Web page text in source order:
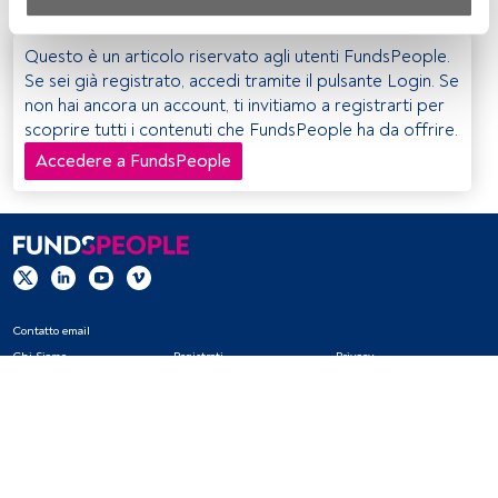
Utilizzo di dati di localizzazione geografica precisi. Analisi
attiva delle caratteristiche del dispositivo per la sua
identificazione. Memorizzazione delle informazioni su un
dispositivo e/o accesso alle stesse. Pubblicità e contenuti
personalizzati, misurazione della pubblicità e dei
contenuti, ricerca sul pubblico e sviluppo di servizi.
Questo è un articolo riservato agli utenti FundsPeople.
Se sei già registrato, accedi tramite il pulsante Login. Se
non hai ancora un account, ti invitiamo a registrarti per
scoprire tutti i contenuti che FundsPeople ha da offrire.
Accedere a FundsPeople
Contatto email
Chi Siamo
Registrati
Privacy